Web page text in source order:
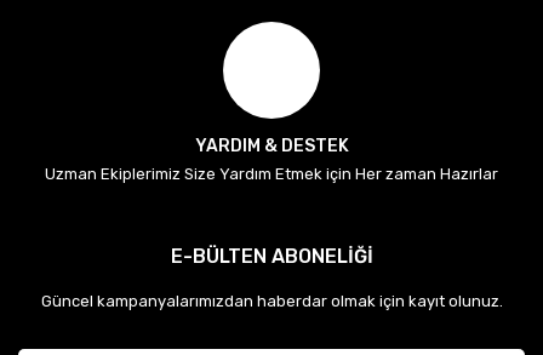
YARDIM & DESTEK
Uzman Ekiplerimiz Size Yardım Etmek için Her zaman Hazırlar
E-BÜLTEN ABONELİĞİ
Güncel kampanyalarımızdan haberdar olmak için kayıt olunuz.